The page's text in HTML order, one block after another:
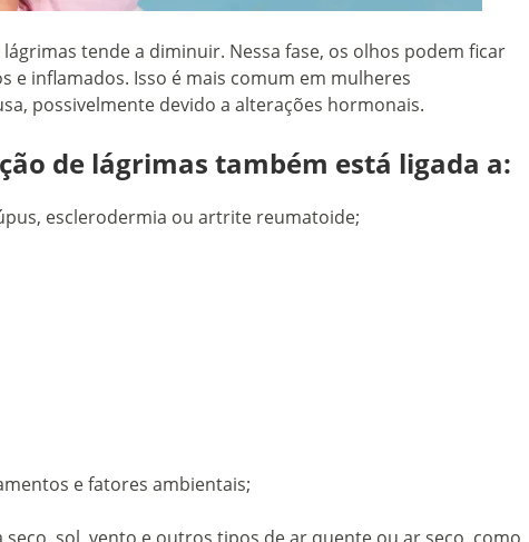
tende a diminuir. Nessa fase, os olhos podem ficar
e inflamados. Isso é mais comum em mulheres
possivelmente devido a alterações hormonais.
de lágrimas também está ligada a:
esclerodermia ou artrite reumatoide;
e fatores ambientais;